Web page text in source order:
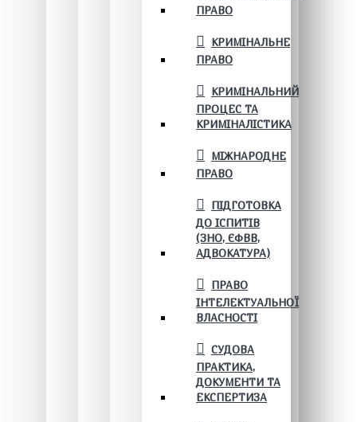
ПРАВО
КРИМІНАЛЬНЕ
ПРАВО
КРИМІНАЛЬНИЙ
ПРОЦЕС ТА
КРИМІНАЛІСТИКА
МІЖНАРОДНЕ
ПРАВО
ПІДГОТОВКА
ДО ІСПИТІВ
(ЗНО, ЄФВВ,
АДВОКАТУРА)
ПРАВО
ІНТЕЛЕКТУАЛЬНОЇ
ВЛАСНОСТІ
СУДОВА
ПРАКТИКА,
ДОКУМЕНТИ ТА
ЕКСПЕРТИЗА